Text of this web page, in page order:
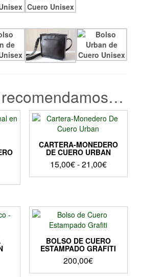
CARTERA-MONEDERO
DE CUERO URBAN
15,00€-21,00€Rango
de
15,00€
hasta
21,00€
Este
múltiples
variantes.
Las
opciones
se
pueden
elegir
BOLSO DE CUERO
ESTAMPADO GRAFITI
200,00€